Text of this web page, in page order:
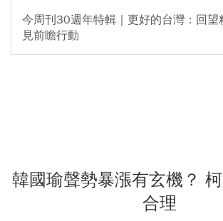
今周刊30週年特輯｜更好的台灣：回望
見前瞻行動
韓國瑜聲勢暴漲有玄機？
合理